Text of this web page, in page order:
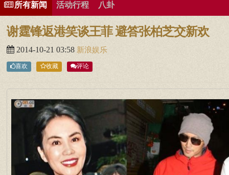
所有新闻 活动行程 八卦
谢霆锋返港笑谈王菲 避答张柏芝交新欢
2014-10-21 03:58 新浪娱乐
喜欢 收藏 评论